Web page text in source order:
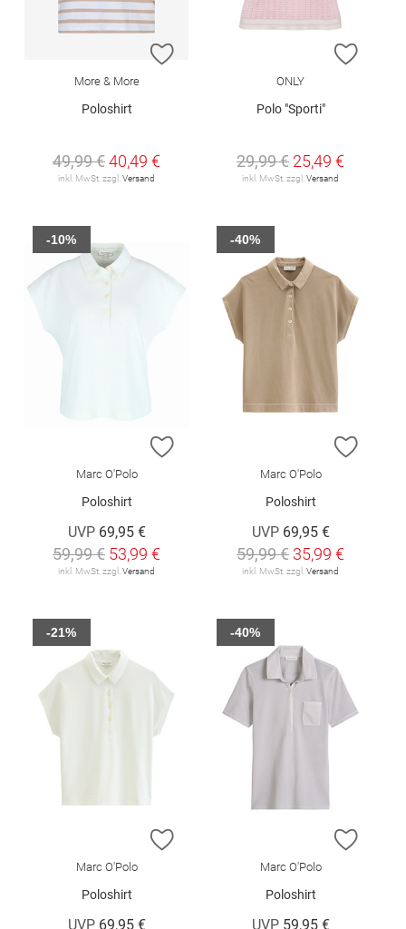
ZUR WUNSCHLISTE HINZUFÜGEN
More & More
Poloshirt
49,99 €40,49 €
inkl. MwSt. zzgl.Versand
ZUR
ONLY
Polo "Sporti"
29,99 € 25,49 €
inkl. MwSt. zzgl.Versand
ZUR WUNSCHLISTE HINZUFÜGEN
Marc O'Polo
Poloshirt
UVP 69,95 €
59,99 € 53,99 €
inkl. MwSt. zzgl. Versand
-10%
ZUR
Marc O'Polo
Poloshirt
UVP 69,95 €
59,99 € 35,99 €
inkl. MwSt. zzgl. Versand
-40%
ZUR WUNSCHLISTE HINZUFÜGEN
Marc O'Polo
Poloshirt
UVP 69,95 €
-21%
ZUR
Marc O'Polo
Poloshirt
UVP 59,95 €
-40%